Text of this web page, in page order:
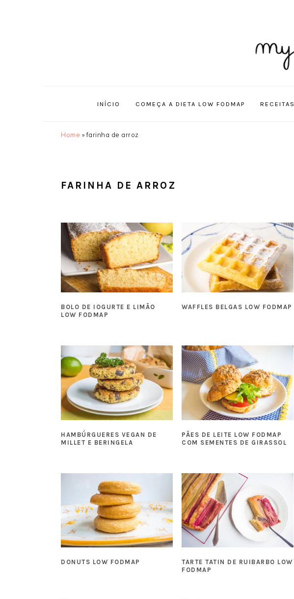
INÍCIO COMEÇA A DIETA LOW FODMAP RECEITAS
Home »farinha de arroz
FARINHA DE ARROZ
BOLO DE IOGURTE E LIMÃO
LOW FODMAP
WAFFLES BELGAS LOW FODMAP
HAMBÚRGUERES VEGAN DE
MILLET E BERINGELA
PÃES DE LEITE LOW FODMAP
COM SEMENTES DE GIRASSOL
DONUTS LOW FODMAP
TARTE TATIN DE RUIBARBO LOW
FODMAP